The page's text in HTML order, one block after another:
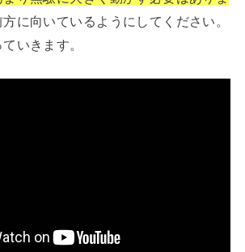
に向いているようにしてください。
いきます。